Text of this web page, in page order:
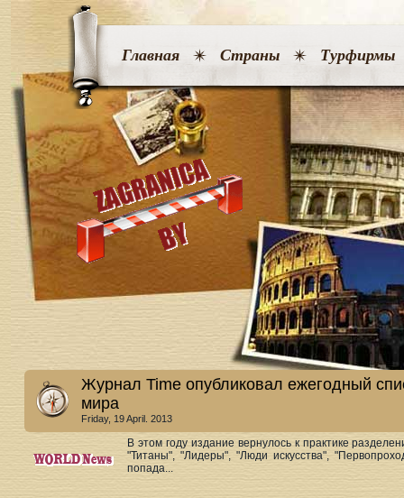
Главная Страны Турфирмы
Журнал Time опубликовал ежегодный
мира
Friday, 19 April. 2013
В этом году издание вернулось к практике
"Титаны", "Лидеры", "Люди искусства",
попада...